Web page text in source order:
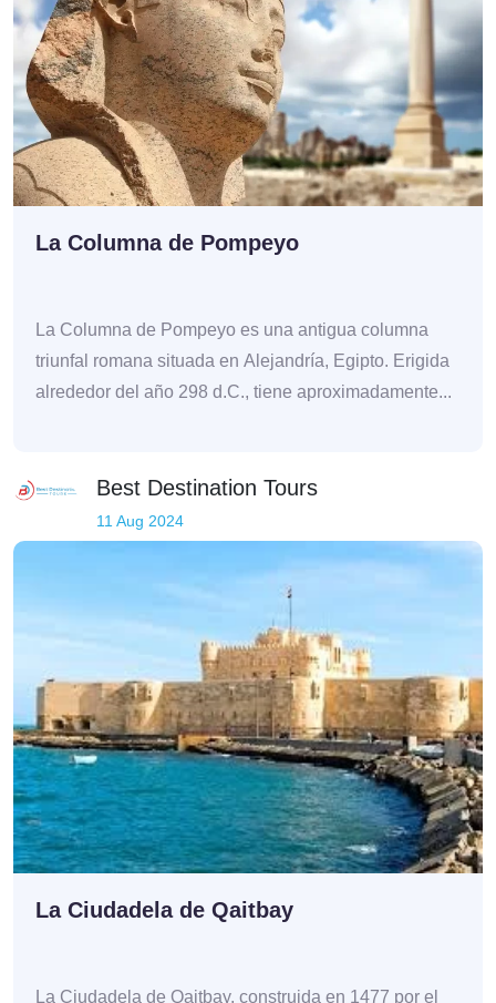
La Columna de Pompeyo
La Columna de Pompeyo es una antigua columna
triunfal romana situada en Alejandría, Egipto. Erigida
alrededor del año 298 d.C., tiene aproximadamente...
Best Destination Tours
11 Aug 2024
La Ciudadela de Qaitbay
La Ciudadela de Qaitbay, construida en 1477 por el